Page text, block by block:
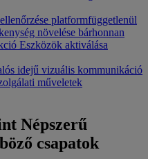
platformfüggetlenül
növelése bárhonnan
Eszközök aktiválása
idejű vizuális kommunikáció
műveletek
Népszerű
csapatok